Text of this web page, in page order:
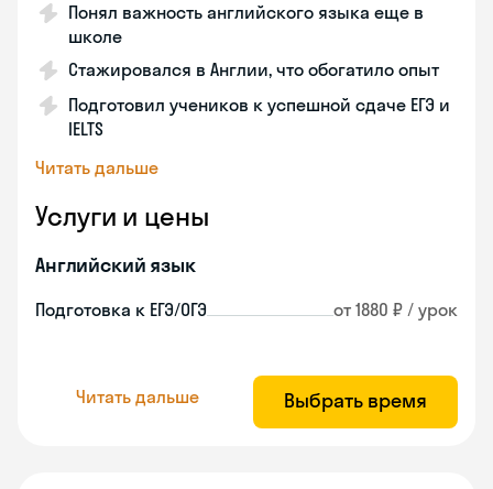
Понял важность английского языка еще в
школе
Стажировался в Англии, что обогатило опыт
Подготовил учеников к успешной сдаче ЕГЭ и
IELTS
Читать дальше
Услуги и цены
Английский язык
Подготовка к ЕГЭ/ОГЭ от 1880 ₽ / урок
Читать дальше Выбрать время